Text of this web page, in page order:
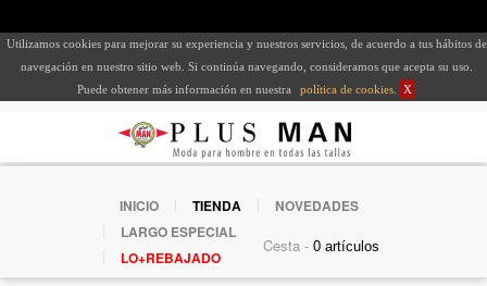
Utilizamos cookies para mejorar su experiencia y nuestros servicios, de acuerdo a tus hábitos de
navegación en nuestro sitio web. Si continúa navegando, consideramos que acepta su uso.
Puede obtener más información en nuestra
política de cookies X
INICIO TIENDA
NOVEDADES
LARGO ESPECIAL
LO+REBAJADO
Cesta -